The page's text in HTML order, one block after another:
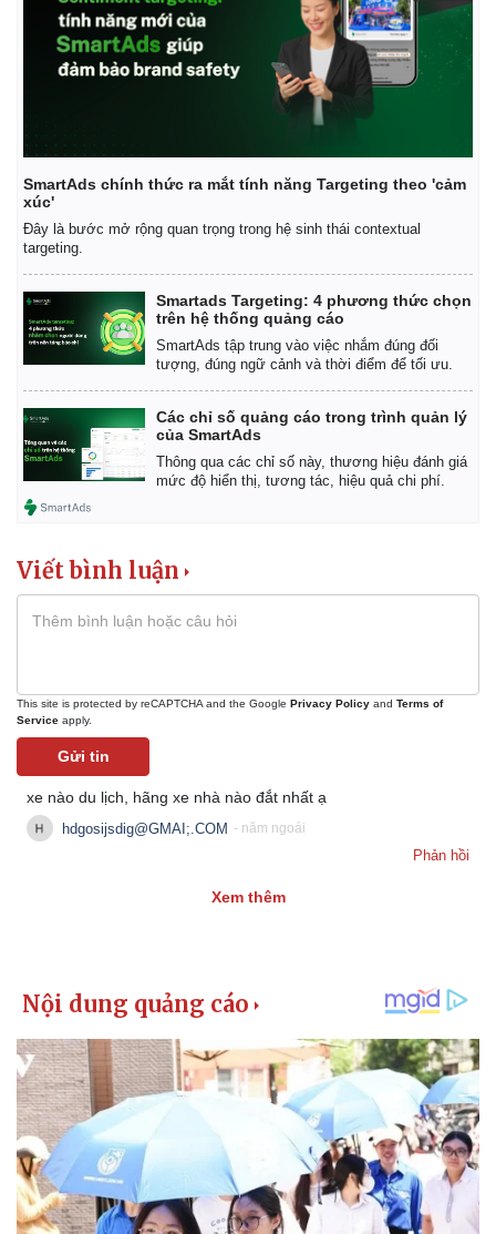
Thông tin doanh nghiệp
Doanh nghiệp 24h
Doanh nhân
Vì cộng đồng
Công nghệ
Tin Công nghệ
Trải nghiệm
SmartAds chính thức ra mắt tính năng Targeting theo 'cảm
xúc'
Đây là bước mở rộng quan trọng trong hệ sinh thái contextual
targeting.
Smartads Targeting: 4 phương thức chọn
trên hệ thống quảng cáo
SmartAds tập trung vào việc nhắm đúng đối
tượng, đúng ngữ cảnh và thời điểm để tối ưu.
Các chỉ số quảng cáo trong trình quản lý
của SmartAds
Thông qua các chỉ số này, thương hiệu đánh giá
mức độ hiển thị, tương tác, hiệu quả chi phí.
Viết bình luận
This site is protected by reCAPTCHA and the Google Privacy Policy and Terms of
Service apply.
Gửi tin
xe nào du lịch, hãng xe nhà nào đắt nhất ạ
hdgosijsdig@GMAI;.COM - năm ngoái
Phản hồi
Xem thêm